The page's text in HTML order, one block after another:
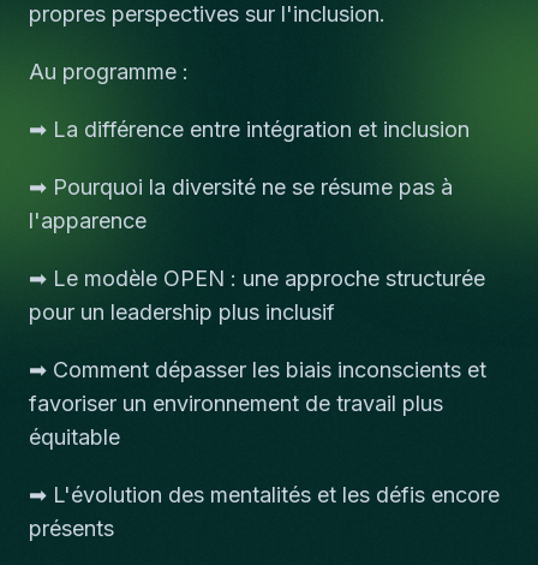
propres perspectives sur l'inclusion.
Au programme :
➡ La différence entre intégration et inclusion
➡ Pourquoi la diversité ne se résume pas à
l'apparence
➡ Le modèle OPEN : une approche structurée
pour un leadership plus inclusif
➡ Comment dépasser les biais inconscients et
favoriser un environnement de travail plus
équitable
➡ L'évolution des mentalités et les défis encore
présents